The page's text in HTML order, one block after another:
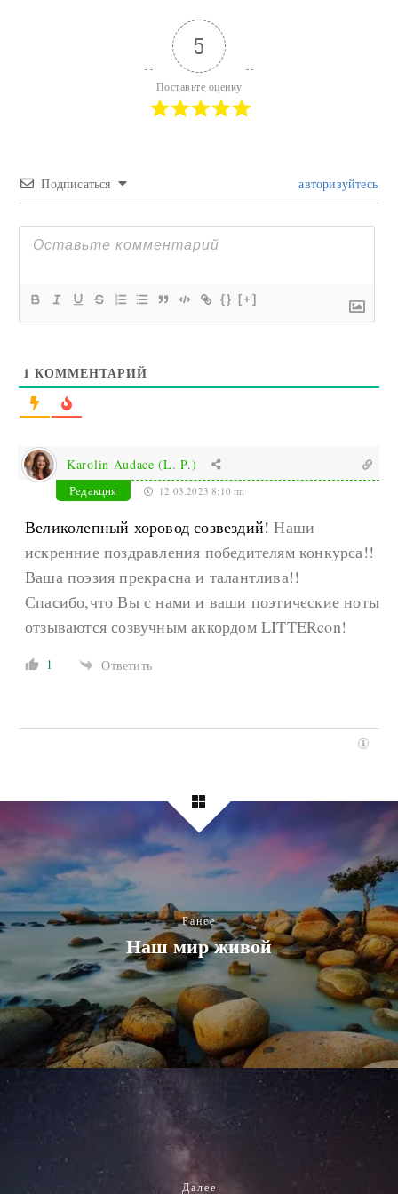
5
Поставьте оценку
Подписаться авторизуйтесь
{} [+]
1 КОММЕНТАРИЙ
Karolin Audace (L. P.)
Редакция 12.03.2023 8:10 пп
Великолепный хоровод созвездий!Наши
искренние поздравления победителям конкурса!!
Ваша поэзия прекрасна и талантлива!!
Спасибо,что Вы с нами и ваши поэтические ноты
отзываются созвучным аккордом LITTERcon!
1 Ответить
Ранее
Наш мир живой
Далее